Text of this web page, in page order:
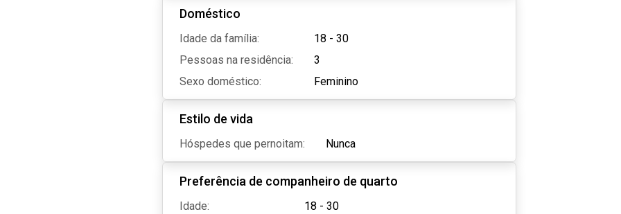
Doméstico
Idade da família:
18 - 30
Pessoas na residência:
3
Sexo doméstico:
Feminino
Estilo de vida
Hóspedes que pernoitam: Nunca
Preferência de companheiro de quarto
Idade: 18 - 30